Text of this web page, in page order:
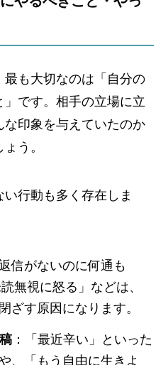
も大切なのは「自分の
です。相手の立場に立
な印象を与えていたのか
う。
行動も多く存在しま
信がないのに何通も
無視に怒る」などは、
ざす原因になります。
：「最近辛い」といった
、「もう自由に生きよ